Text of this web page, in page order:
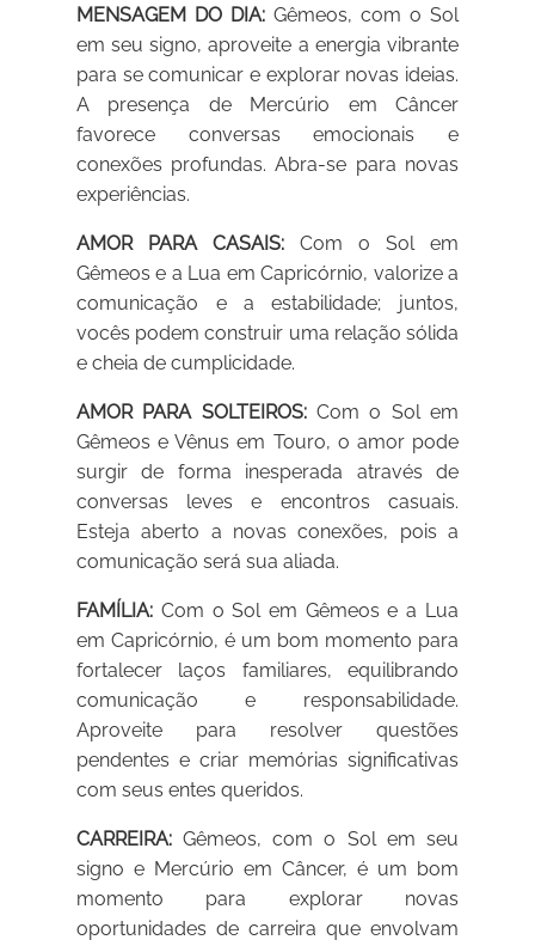
MENSAGEM DO DIA: Gêmeos, com o Sol
em seu signo, aproveite a energia vibrante
para se comunicar e explorar novas ideias.
A presença de Mercúrio em Câncer
favorece conversas emocionais e
conexões profundas. Abra-se para novas
experiências.
AMOR PARA CASAIS: Com o Sol em
Gêmeos e a Lua em Capricórnio, valorize a
comunicação e a estabilidade; juntos,
vocês podem construir uma relação sólida
e cheia de cumplicidade.
AMOR PARA SOLTEIROS:Com o Sol em
Gêmeos e Vênus em Touro, o amor pode
surgir de forma inesperada através de
conversas leves e encontros casuais.
Esteja aberto a novas conexões, pois a
comunicação será sua aliada.
FAMÍLIA: Com o Sol em Gêmeos e a Lua
em Capricórnio, é um bom momento para
fortalecer laços familiares, equilibrando
comunicação e responsabilidade.
Aproveite para resolver questões
pendentes e criar memórias significativas
com seus entes queridos.
CARREIRA: Gêmeos, com o Sol em seu
signo e Mercúrio em Câncer, é um bom
momento para explorar novas
oportunidades de carreira que envolvam